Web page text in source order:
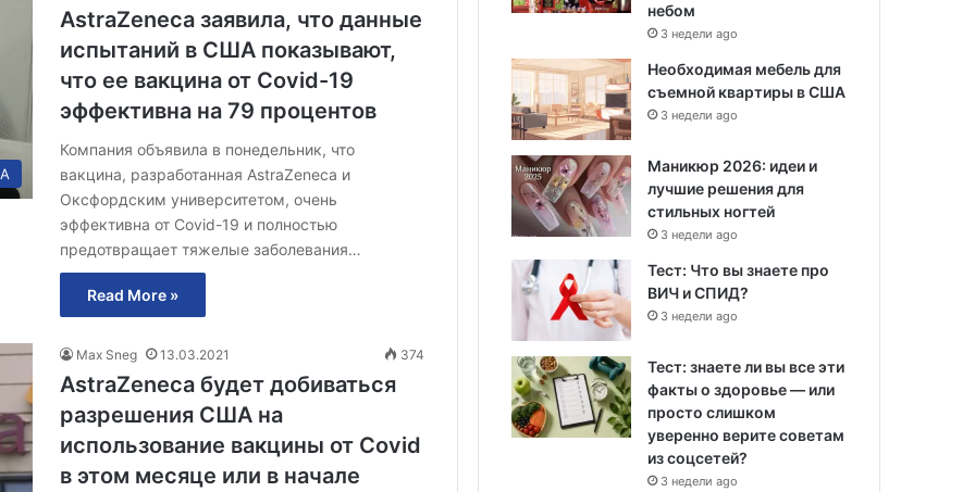
AstraZeneca заявила, что данные
испытаний в США показывают,
что ее вакцина от Covid-19
эффективна на 79 процентов
Компания объявила в понедельник, что
вакцина, разработанная AstraZeneca и
Оксфордским университетом, очень
эффективна от Covid-19 и полностью
предотвращает тяжелые заболевания…
Read More »
Max Sneg 13.03.2021 374
AstraZeneca будет добиваться
разрешения США на
использование вакцины от Covid
в этом месяце или в начале
небом
3 недели ago
Необходимая мебель для
съемной квартиры в США
3 недели ago
Маникюр 2026: идеи и
лучшие решения для
стильных ногтей
3 недели ago
Тест: Что вы знаете про
ВИЧ и СПИД?
3 недели ago
Тест: знаете ли вы все эти
факты о здоровье — или
просто слишком
уверенно верите советам
из соцсетей?
3 недели ago